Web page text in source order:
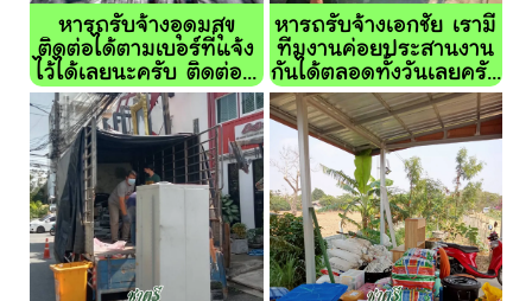
หารถรับจ้างอุดมสุข
ติดต่อได้ตามเบอร์ที่แจ้ง
ไว้ได้เลยนะครับ ติดต่อ...
หารถรับจ้างเอกชัย เรามี
ทีมงานค่อยประสานงาน
กันได้ตลอดทั้งวันเลยครั...